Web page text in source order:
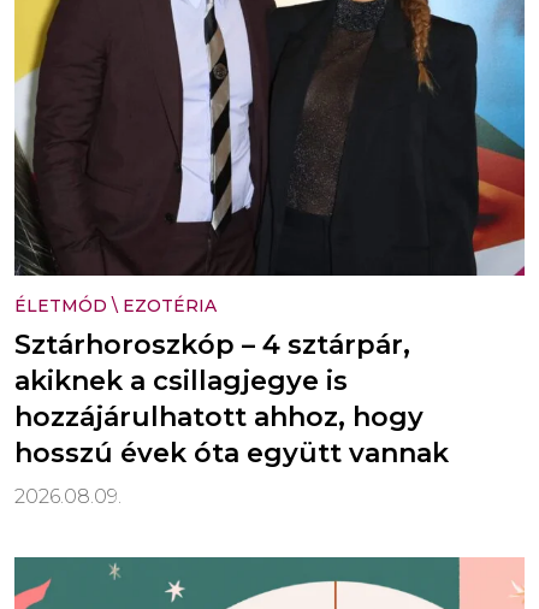
ÉLETMÓD \ EZOTÉRIA
Sztárhoroszkóp – 4 sztárpár,
akiknek a csillagjegye is
hozzájárulhatott ahhoz, hogy
hosszú évek óta együtt vannak
2026.08.09.